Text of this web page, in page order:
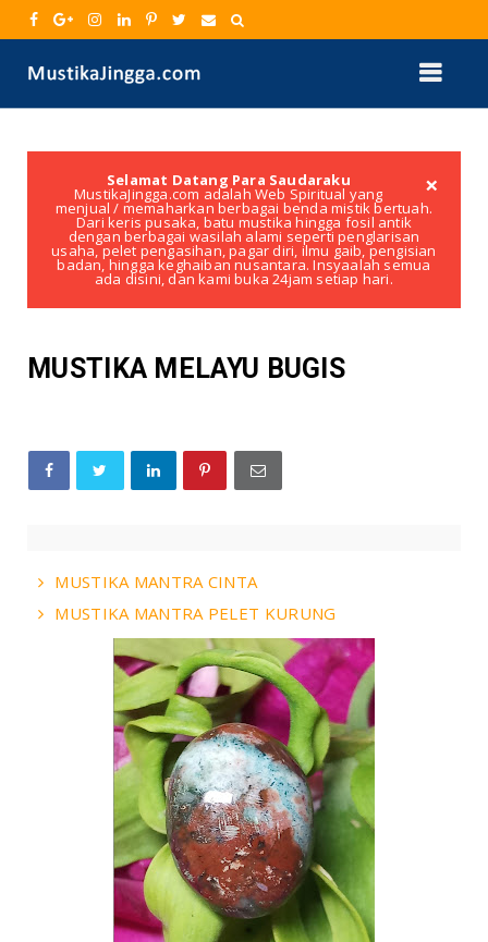
×
Selamat Datang Para Saudaraku
MustikaJingga.com adalah Web Spiritual yang
menjual / memaharkan berbagai benda mistik bertuah.
Dari keris pusaka, batu mustika hingga fosil antik
dengan berbagai wasilah alami seperti penglarisan
usaha, pelet pengasihan, pagar diri, ilmu gaib, pengisian
badan, hingga keghaiban nusantara. Insyaalah semua
ada disini, dan kami buka 24jam setiap hari.
MUSTIKA MELAYU BUGIS
MUSTIKA MANTRA CINTA
MUSTIKA MANTRA PELET KURUNG